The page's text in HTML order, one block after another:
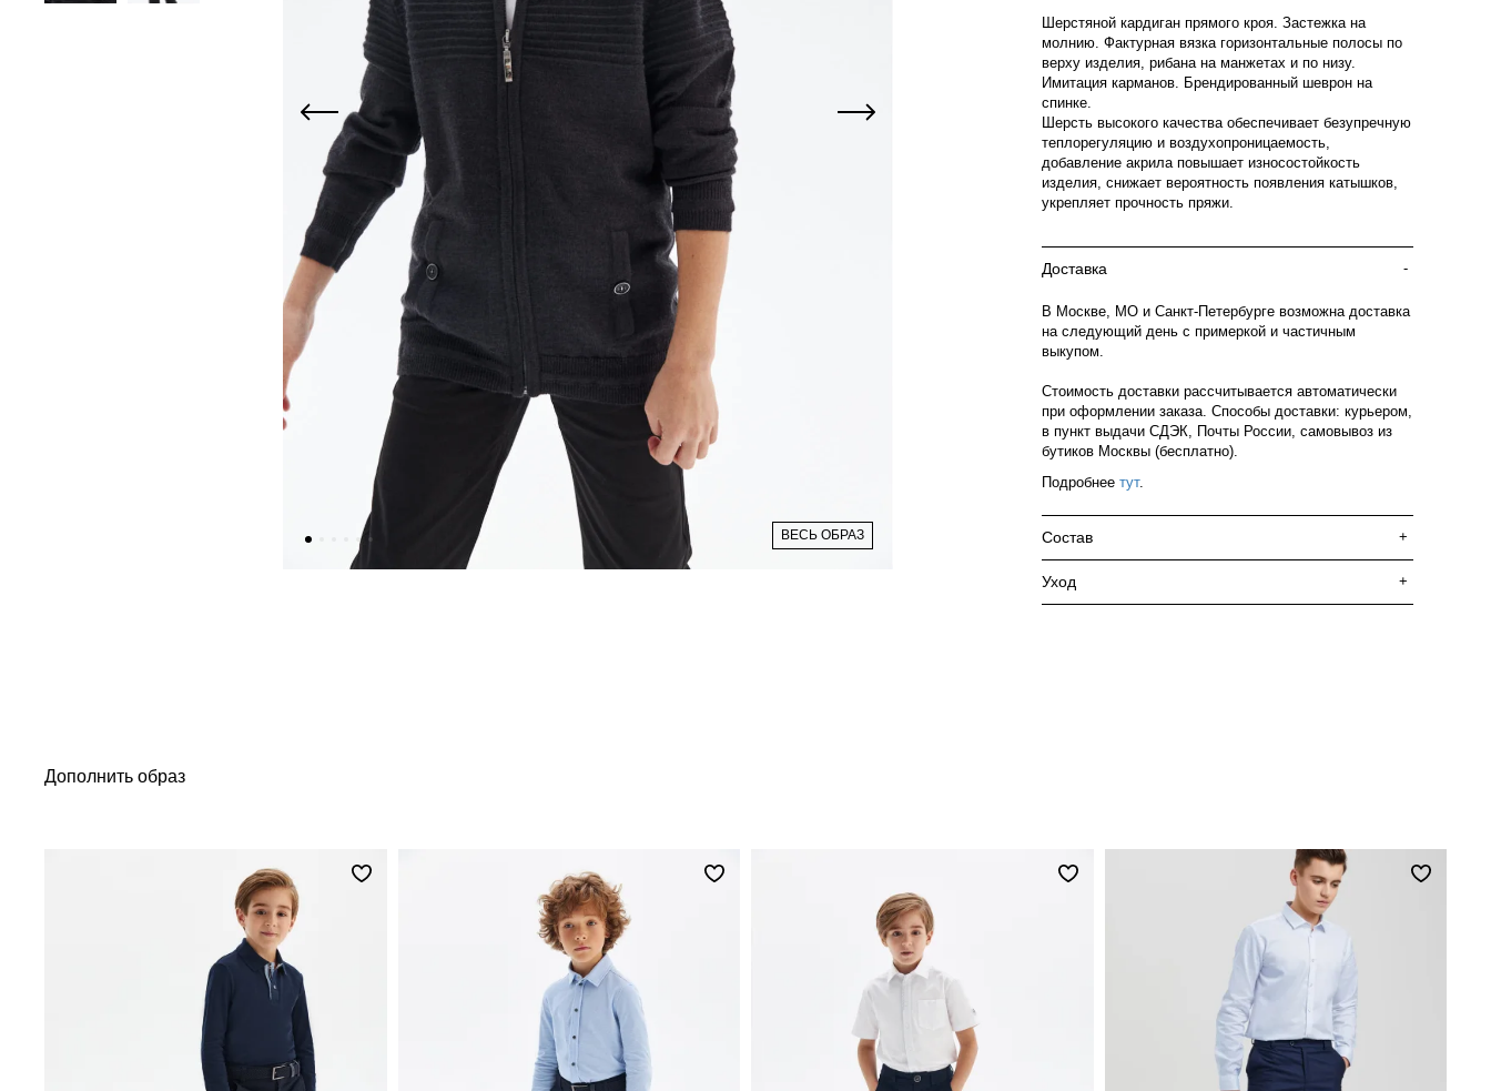
ВЕСЬ ОБРАЗ
Шерстяной кардиган прямого кроя. Застежка на
молнию. Фактурная вязка горизонтальные полосы по
верху изделия, рибана на манжетах и по низу.
Имитация карманов. Брендированный шеврон на
спинке.
Шерсть высокого качества обеспечивает безупречную
теплорегуляцию и воздухопроницаемость,
добавление акрила повышает износостойкость
изделия, снижает вероятность появления катышков,
укрепляет прочность пряжи.
Доставка -
В Москве, МО и Санкт-Петербурге возможна доставка
на следующий день с примеркой и частичным
выкупом.
Стоимость доставки рассчитывается автоматически
при оформлении заказа. Способы доставки: курьером,
в пункт выдачи СДЭК, Почты России, самовывоз из
бутиков Москвы (бесплатно).
Подробнее тут.
Состав +
Уход +
Дополнить образ